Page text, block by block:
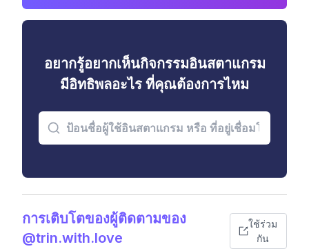
อยากรู้อยากเห็นกิจกรรมอินสตาแกรม
มีอิทธิพลอะไร ที่คุณต้องการไหม
การเติบโตของผู้ติดตามของ
@trin.with.love
ใช้ร่วม
กัน